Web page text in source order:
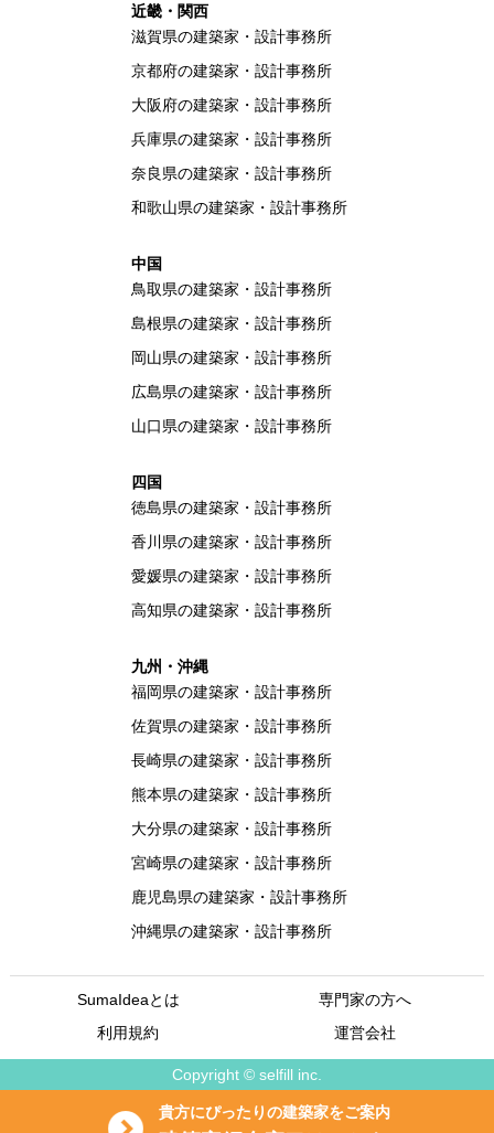
近畿・関西
滋賀県の建築家・設計事務所
京都府の建築家・設計事務所
大阪府の建築家・設計事務所
兵庫県の建築家・設計事務所
奈良県の建築家・設計事務所
和歌山県の建築家・設計事務所
中国
鳥取県の建築家・設計事務所
島根県の建築家・設計事務所
岡山県の建築家・設計事務所
広島県の建築家・設計事務所
山口県の建築家・設計事務所
四国
徳島県の建築家・設計事務所
香川県の建築家・設計事務所
愛媛県の建築家・設計事務所
高知県の建築家・設計事務所
九州・沖縄
福岡県の建築家・設計事務所
佐賀県の建築家・設計事務所
長崎県の建築家・設計事務所
熊本県の建築家・設計事務所
大分県の建築家・設計事務所
宮崎県の建築家・設計事務所
鹿児島県の建築家・設計事務所
沖縄県の建築家・設計事務所
SumaIdeaとは
専門家の方へ
利用規約
運営会社
Copyright © selfill inc.
貴方にぴったりの建築家をご案内